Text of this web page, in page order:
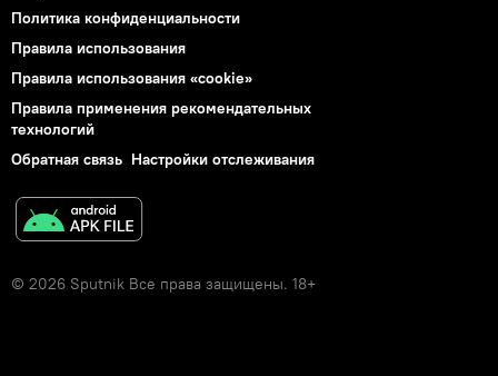
Политика конфиденциальности
Правила использования
Правила использования «cookie»
Правила применения рекомендательных
технологий
Обратная связь Настройки отслеживания
© 2026 Sputnik Все права защищены. 18+